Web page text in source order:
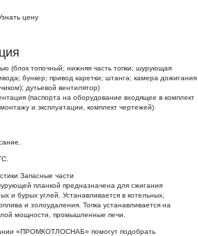
цену
(блок топочный; нижняя часть топки; шурующая
бункер; привод каретки; штанга; камера дожигания
дутьевой вентилятор)
(паспорта на оборудование входящее в комплект
и эксплуатации, комплект чертежей)
Запасные части
планкой предназначена для сжигания
и бурых углей. Устанавливается в котельных,
и золоудаления. Топка устанавливается на
мощности, промышленные печи.
«ПРОМКОТЛОСНАБ» помогут подобрать